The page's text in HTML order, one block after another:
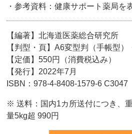
・参考資料：健康サポート薬局を
【編著】北海道医薬総合研究所
【判型・頁】A6変型判（手帳型）
【定価】550円（消費税込み）
【発行】2022年7月
ISBN：978-4-8408-1579-6 C3047
※ 送料：国内1カ所送付につき、
量5kg超 990円